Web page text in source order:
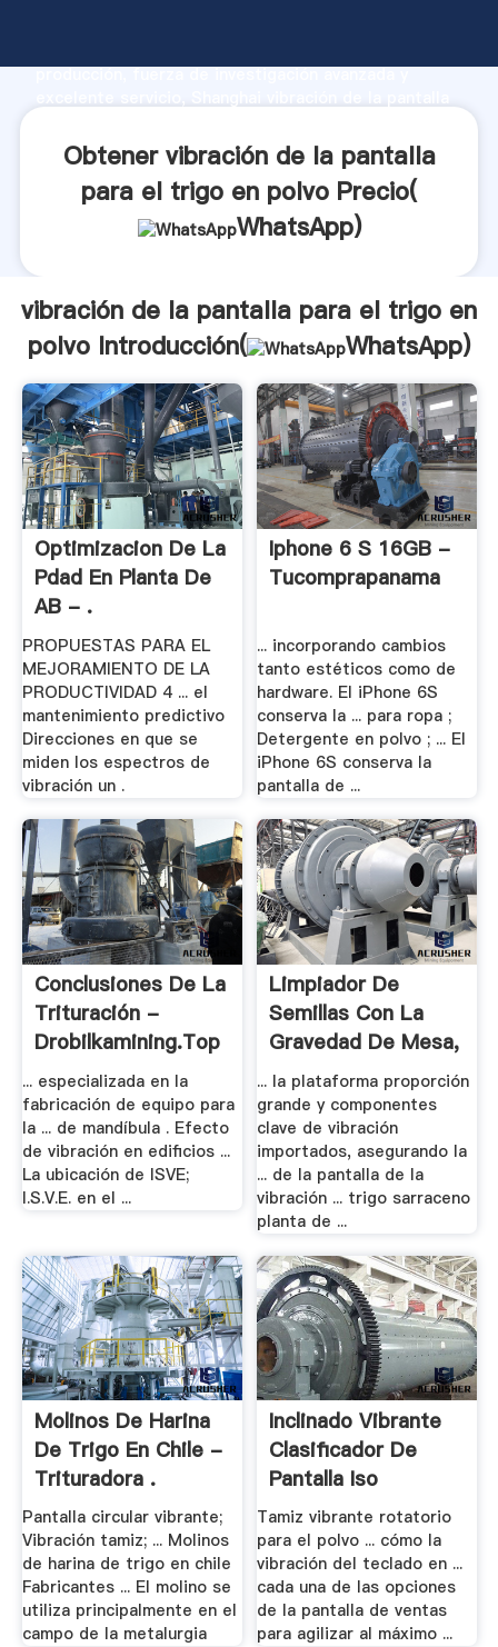
producción, fuerza de investigación avanzada y
aporta valores a todos los clientes.
Obtener vibración de la pantalla
para el trigo en polvo Precio(
WhatsApp)
vibración de la pantalla para el trigo en
polvo Introducción(
WhatsApp)
Optimizacion De La
Pdad En Planta De
AB - .
PROPUESTAS PARA EL
MEJORAMIENTO DE LA
PRODUCTIVIDAD 4 ... el
mantenimiento predictivo
Direcciones en que se
miden los espectros de
vibración un .
Iphone 6 S 16GB -
Tucomprapanama
... incorporando cambios
tanto estéticos como de
hardware. El iPhone 6S
conserva la ... para ropa ;
Detergente en polvo ; ... El
iPhone 6S conserva la
pantalla de ...
Conclusiones De La
Trituración -
Drobilkamining.top
... especializada en la
fabricación de equipo para
la ... de mandíbula . Efecto
de vibración en edificios ...
La ubicación de ISVE;
I.S.V.E. en el ...
Limpiador De
Semillas Con La
Gravedad De Mesa,
.
... la plataforma proporción
grande y componentes
clave de vibración
importados, asegurando la
... de la pantalla de la
vibración ... trigo sarraceno
planta de ...
Molinos De Harina
De Trigo En Chile -
Trituradora .
Pantalla circular vibrante;
Vibración tamiz; ... Molinos
de harina de trigo en chile
Fabricantes ... El molino se
utiliza principalmente en el
campo de la metalurgia
Inclinado Vibrante
Clasificador De
Pantalla Iso
Tamiz vibrante rotatorio
para el polvo ... cómo la
vibración del teclado en ...
cada una de las opciones
de la pantalla de ventas
para agilizar al máximo ...